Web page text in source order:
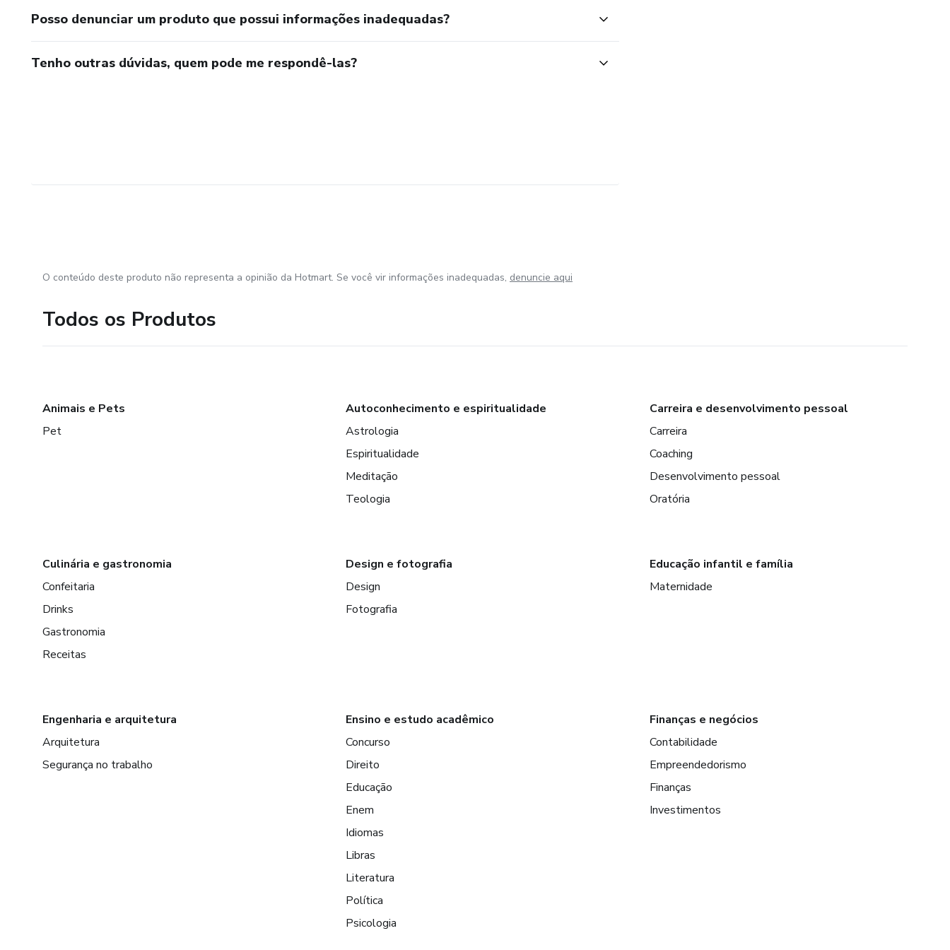
Posso denunciar um produto que possui informações inadequadas?
Tenho outras dúvidas, quem pode me respondê-las?
O conteúdo deste produto não representa a opinião da Hotmart. Se você vir informações inadequadas, denuncie aqui
Todos os Produtos
Animais e Pets
Pet
Autoconhecimento e espiritualidade
Astrologia
Espiritualidade
Meditação
Teologia
Carreira e desenvolvimento pessoal
Carreira
Coaching
Desenvolvimento pessoal
Oratória
Culinária e gastronomia
Confeitaria
Drinks
Gastronomia
Receitas
Design e fotografia
Design
Fotografia
Educação infantil e família
Maternidade
Engenharia e arquitetura
Arquitetura
Segurança no trabalho
Ensino e estudo acadêmico
Concurso
Direito
Educação
Enem
Idiomas
Libras
Literatura
Política
Psicologia
Finanças e negócios
Contabilidade
Empreendedorismo
Finanças
Investimentos